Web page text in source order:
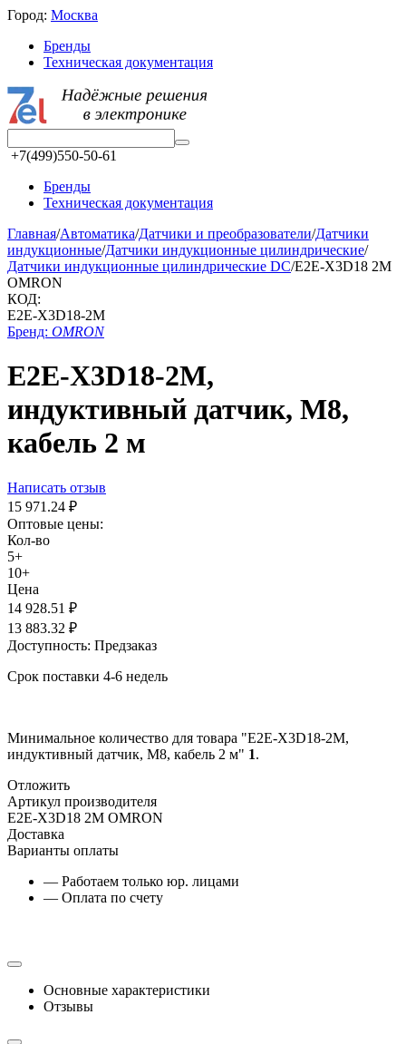
Город: Москва
Бренды
Техническая документация
+7(499)550-50-61
Бренды
Техническая документация
Главная/Автоматика/Датчики и преобразователи/Датчики
индукционные/Датчики индукционные цилиндрические/
Датчики индукционные цилиндрические DC/E2E-X3D18 2M
OMRON
КОД:
E2E-X3D18-2M
Бренд: OMRON
E2E-X3D18-2M,
индуктивный датчик, М8,
кабель 2 м
Написать отзыв
15 971.24 ₽
Оптовые цены:
Кол-во
5+
10+
Цена
14 928.51 ₽
13 883.32 ₽
Доступность: Предзаказ
Срок поставки 4-6 недель
Минимальное количество для товара "E2E-X3D18-2M,
индуктивный датчик, М8, кабель 2 м" 1.
Отложить
Артикул производителя
E2E-X3D18 2M OMRON
Доставка
Варианты оплаты
— Работаем только юр. лицами
— Оплата по счету
Основные характеристики
Отзывы